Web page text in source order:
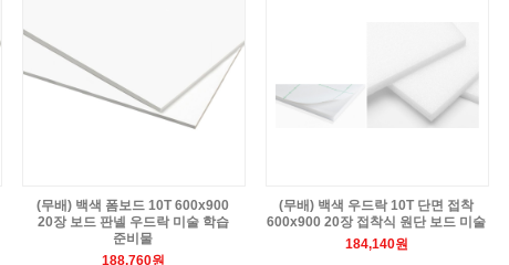
(무배) 백색 폼보드 10T 600x900
20장 보드 판넬 우드락 미술 학습
준비물
188,760원
(무배) 백색 우드락 10T 단면 접착
600x900 20장 접착식 원단 보드 미술
184,140원